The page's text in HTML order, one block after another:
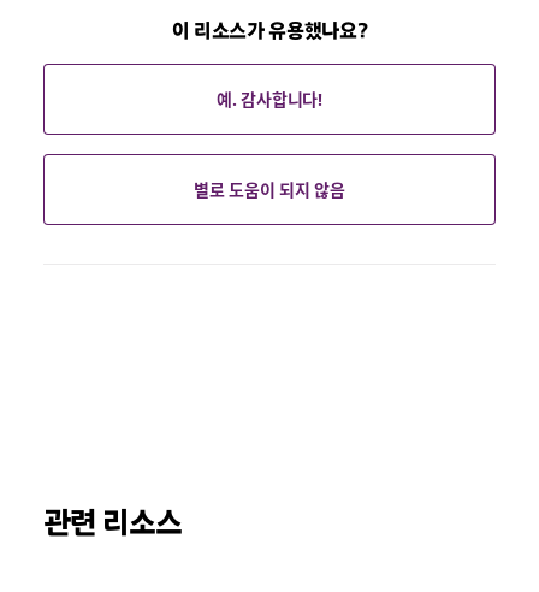
이 리소스가 유용했나요?
예. 감사합니다!
별로 도움이 되지 않음
관련 리소스